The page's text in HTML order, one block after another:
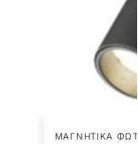
ΜΑΓΝΗΤΙΚΆ